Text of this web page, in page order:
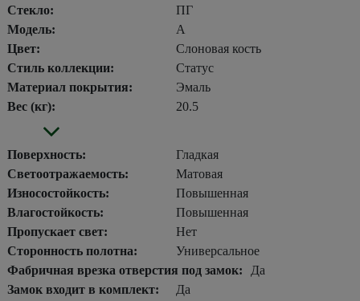
Стекло:
ПГ
Модель:
А
Цвет:
Слоновая кость
Стиль коллекции:
Статус
Материал покрытия:
Эмаль
Вес (кг):
20.5
Поверхность:
Гладкая
Светоотражаемость:
Матовая
Износостойкость:
Повышенная
Влагостойкость:
Повышенная
Пропускает свет:
Нет
Сторонность полотна:
Универсальное
Фабричная врезка отверстия под замок:
Да
Замок входит в комплект:
Да